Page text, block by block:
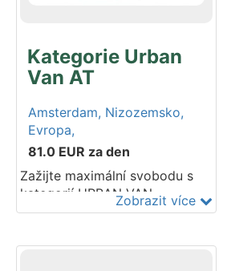
Kategorie Urban
Van AT
Amsterdam, Nizozemsko,
Evropa,
81.0 EUR za den
Zažijte maximální svobodu s
kategorií URBAN VAN
AUTOMATIC. Tento campervan
kompaktním osobním vozem a
Zobrazit více